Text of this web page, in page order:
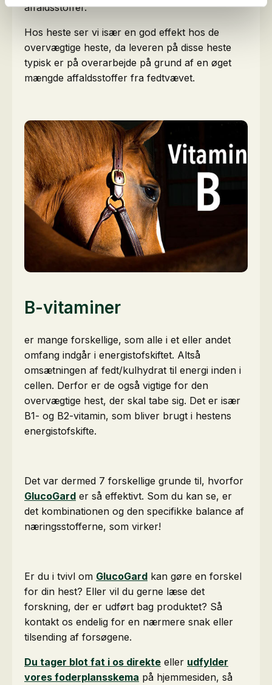
affaldsstoffer.
Hos heste ser vi især en god effekt hos de
overvægtige heste, da leveren på disse heste
typisk er på overarbejde på grund af en øget
mængde affaldsstoffer fra fedtvævet.
B-vitaminer
er mange forskellige, som alle i et eller andet
omfang indgår i energistofskiftet. Altså
omsætningen af fedt/kulhydrat til energi inden i
cellen. Derfor er de også vigtige for den
overvægtige hest, der skal tabe sig. Det er især
B1- og B2-vitamin, som bliver brugt i hestens
energistofskifte.
Det var dermed 7 forskellige grunde til, hvorfor
GlucoGard er så effektivt. Som du kan se, er
det kombinationen og den specifikke balance af
næringsstofferne, som virker!
Er du i tvivl om GlucoGard kan gøre en forskel
for din hest? Eller vil du gerne læse det
forskning, der er udført bag produktet? Så
kontakt os endelig for en nærmere snak eller
tilsending af forsøgene.
Du tager blot fat i os direkte eller udfylder
vores foderplansskema på hjemmesiden, så